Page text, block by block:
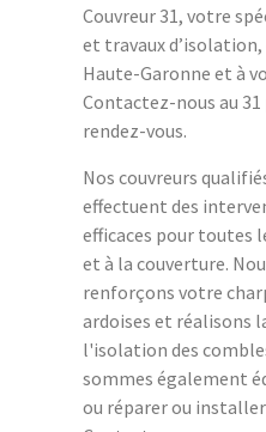
Couvreur 31, votre
et travaux
Haute-Garonne et à
Contactez-nous au
rendez-vous.
Nos couvreurs
effectuent des
efficaces pour toutes
et à la couverture.
renforçons votre
ardoises et réalisons
l'isolation des
sommes également
ou réparer ou installer